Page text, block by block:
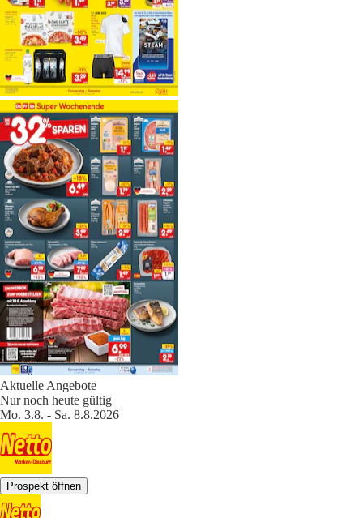
Aktuelle Angebote
Nur noch heute gültig
Mo. 3.8. - Sa. 8.8.2026
Prospekt öffnen